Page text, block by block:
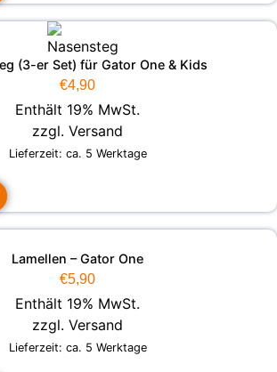
(3-er Set) für Gator One & Kids
€4,90
Enthält 19% MwSt.
zzgl. Versand
Lieferzeit: ca. 5 Werktage
Lamellen – Gator One
€5,90
Enthält 19% MwSt.
zzgl. Versand
Lieferzeit: ca. 5 Werktage